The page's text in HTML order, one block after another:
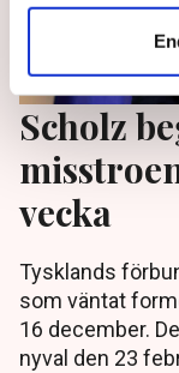
Scholz
vecka
Tysklands
som väntat
16 december.
nyval den 23